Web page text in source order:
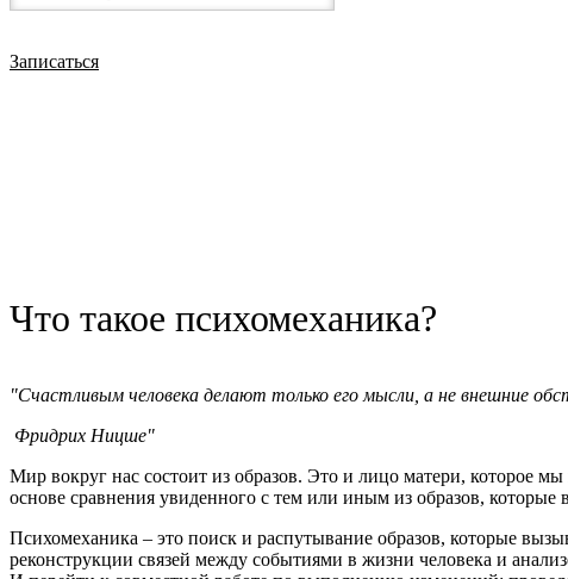
Работу провожу в форме очных консультаций.
Записаться
Что такое психомеханика?
"Cчастливым человека делают только его мысли, а не внешние
Фридрих Ницше"
Мир вокруг нас состоит из образов. Это и лицо матери, которое
основе сравнения увиденного с тем или иным из образов, которые
Психомеханика – это поиск и распутывание образов, которые
реконструкции связей между событиями в жизни человека и